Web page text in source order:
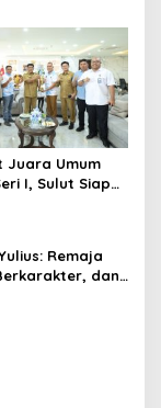
Baru Antusias
Literasi
Juara Umum
I, Sulut Siap
Remaja
dan